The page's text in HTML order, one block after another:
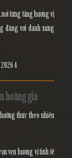
nơi từng tầng hương vị
đáng với danh xưng
hoàng gia
thức theo nhiều
vẹn hương vị tinh tế